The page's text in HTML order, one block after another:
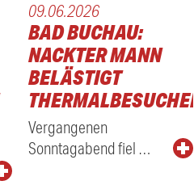
09.06.2026
BAD BUCHAU:
NACKTER MANN
BELÄSTIGT
THERMALBESUCHER
Vergangenen
Sonntagabend fiel …